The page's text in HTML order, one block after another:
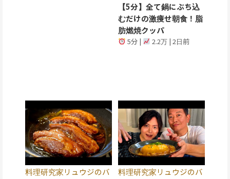
【5分】全て鍋にぶち込
むだけの激痩せ朝食！脂
肪燃焼クッパ
5分 | 2.2万 | 2日前
料理研究家リュウジのバ
料理研究家リュウジのバ